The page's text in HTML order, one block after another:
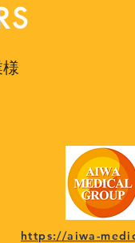
https://aiwa-